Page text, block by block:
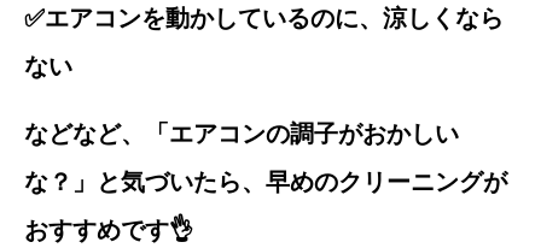
✅エアコンを動かしているのに、涼しくなら
ない
などなど、「エアコンの調子がおかしい
な？」と気づいたら、早めのクリーニングが
おすすめです👌